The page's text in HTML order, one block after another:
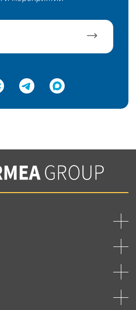
нашей политикой